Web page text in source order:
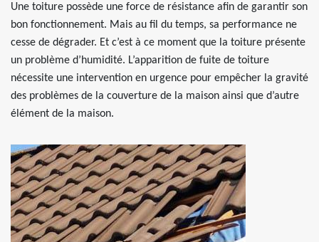
Une toiture possède une force de résistance afin de garantir son
bon fonctionnement. Mais au fil du temps, sa performance ne
cesse de dégrader. Et c’est à ce moment que la toiture présente
un problème d’humidité. L’apparition de fuite de toiture
nécessite une intervention en urgence pour empêcher la gravité
des problèmes de la couverture de la maison ainsi que d’autre
élément de la maison.